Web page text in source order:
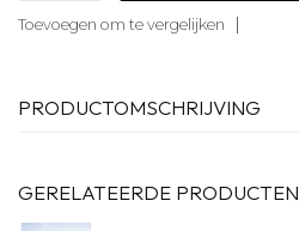
Toevoegen om te vergelijken
PRODUCTOMSCHRIJVING
GERELATEERDE PRODUCTEN